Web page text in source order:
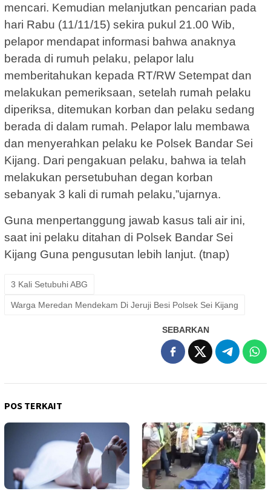
mencari. Kemudian melanjutkan pencarian pada
hari Rabu (11/11/15) sekira pukul 21.00 Wib,
pelapor mendapat informasi bahwa anaknya
berada di rumuh pelaku, pelapor lalu
memberitahukan kepada RT/RW Setempat dan
melakukan pemeriksaan, setelah rumah pelaku
diperiksa, ditemukan korban dan pelaku sedang
berada di dalam rumah. Pelapor lalu membawa
dan menyerahkan pelaku ke Polsek Bandar Sei
Kijang. Dari pengakuan pelaku, bahwa ia telah
melakukan persetubuhan degan korban
sebanyak 3 kali di rumah pelaku,”ujarnya.
Guna menpertanggung jawab kasus tali air ini,
saat ini pelaku ditahan di Polsek Bandar Sei
Kijang Guna pengusutan lebih lanjut. (tnap)
3 Kali Setubuhi ABG
Warga Meredan Mendekam Di Jeruji Besi Polsek Sei Kijang
SEBARKAN
POS TERKAIT